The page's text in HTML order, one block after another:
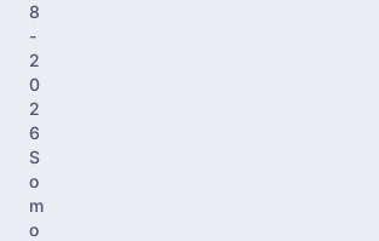
8
-
2
0
2
6
S
o
m
o